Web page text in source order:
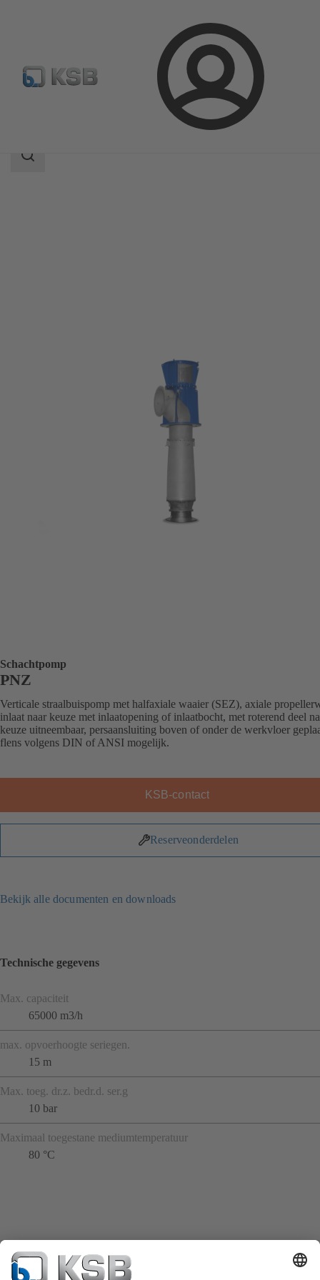
Aanmelding
Productcatalogus PNZ
Zoekgebied
Schachtpomp
PNZ
Verticale straalbuispomp met halfaxiale waaier (SEZ), axiale
inlaat naar keuze met inlaatopening of inlaatbocht, met roterend deel
keuze uitneembaar, persaansluiting boven of onder de werkvloer
flens volgens DIN of ANSI mogelijk.
KSB-contact
Reserveonderdelen
Bekijk alle documenten en downloads
Technische gegevens
Max. capaciteit
65000 m3/h
max. opvoerhoogte seriegen.
15 m
Max. toeg. dr.z. bedr.d. ser.g
10 bar
Maximaal toegestane mediumtemperatuur
80 °C